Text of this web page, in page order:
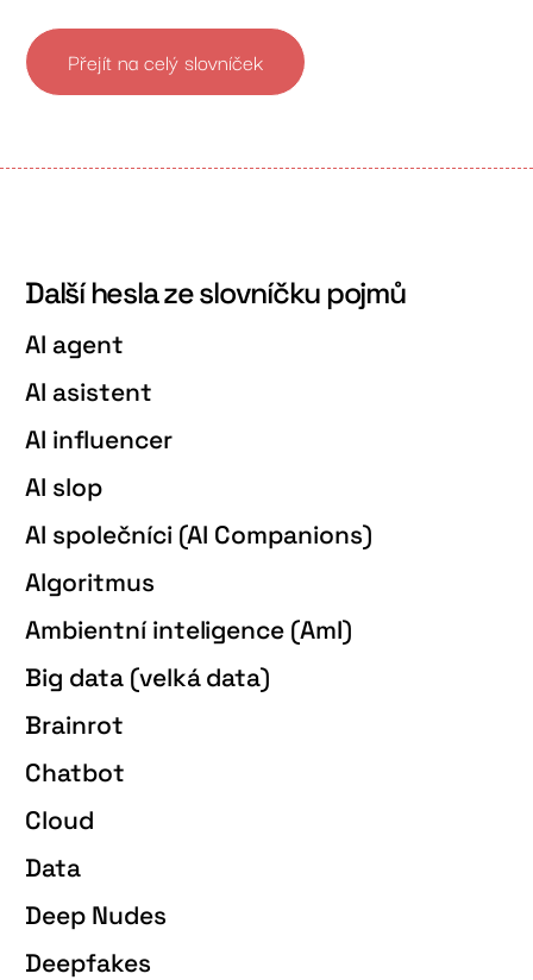
Přejít na celý slovníček
Další hesla ze slovníčku pojmů
AI agent
AI asistent
AI influencer
AI slop
AI společníci (AI Companions)
Algoritmus
Ambientní inteligence (AmI)
Big data (velká data)
Brainrot
Chatbot
Cloud
Data
Deep Nudes
Deepfakes